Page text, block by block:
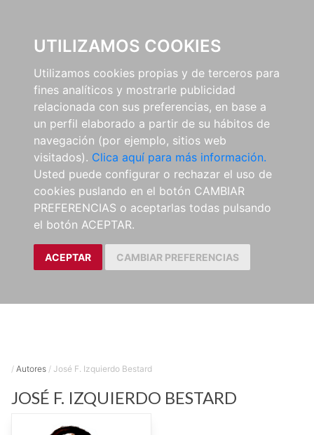
UTILIZAMOS COOKIES
Utilizamos cookies propias y de terceros para
fines analíticos y mostrarle publicidad
relacionada con sus preferencias, en base a
un perfil elaborado a partir de su hábitos de
navegación (por ejemplo, sitios web
visitados). Clica aquí para más información.
Usted puede configurar o rechazar el uso de
cookies puslando en el botón CAMBIAR
PREFERENCIAS o aceptarlas todas pulsando
el botón ACEPTAR.
ACEPTAR CAMBIAR PREFERENCIAS
/ Autores / José F. Izquierdo Bestard
JOSÉ F. IZQUIERDO BESTARD